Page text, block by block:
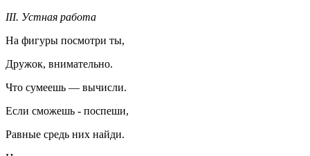
III. Устная работа
На фигуры посмотри ты,
Дружок, внимательно.
Что сумеешь — вычисли.
Если сможешь - поспеши,
Равные средь них найди.